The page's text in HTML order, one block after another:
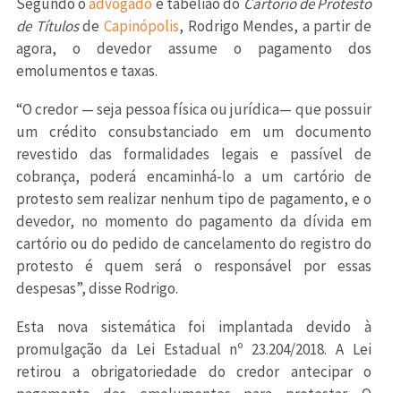
de Títulosde Capinópolis, Rodrigo Mendes, a partir de
agora, o devedor assume o pagamento dos
emolumentos e taxas.
“O credor — seja pessoa física ou jurídica— que possuir
um crédito consubstanciado em um documento
revestido das formalidades legais e passível de
cobrança, poderá encaminhá-lo a um cartório de
protesto sem realizar nenhum tipo de pagamento, e o
devedor, no momento do pagamento da dívida em
cartório ou do pedido de cancelamento do registro do
protesto é quem será o responsável por essas
despesas”, disse Rodrigo.
Esta nova sistemática foi implantada devido à
promulgação da Lei Estadual nº 23.204/2018. A Lei
retirou a obrigatoriedade do credor antecipar o